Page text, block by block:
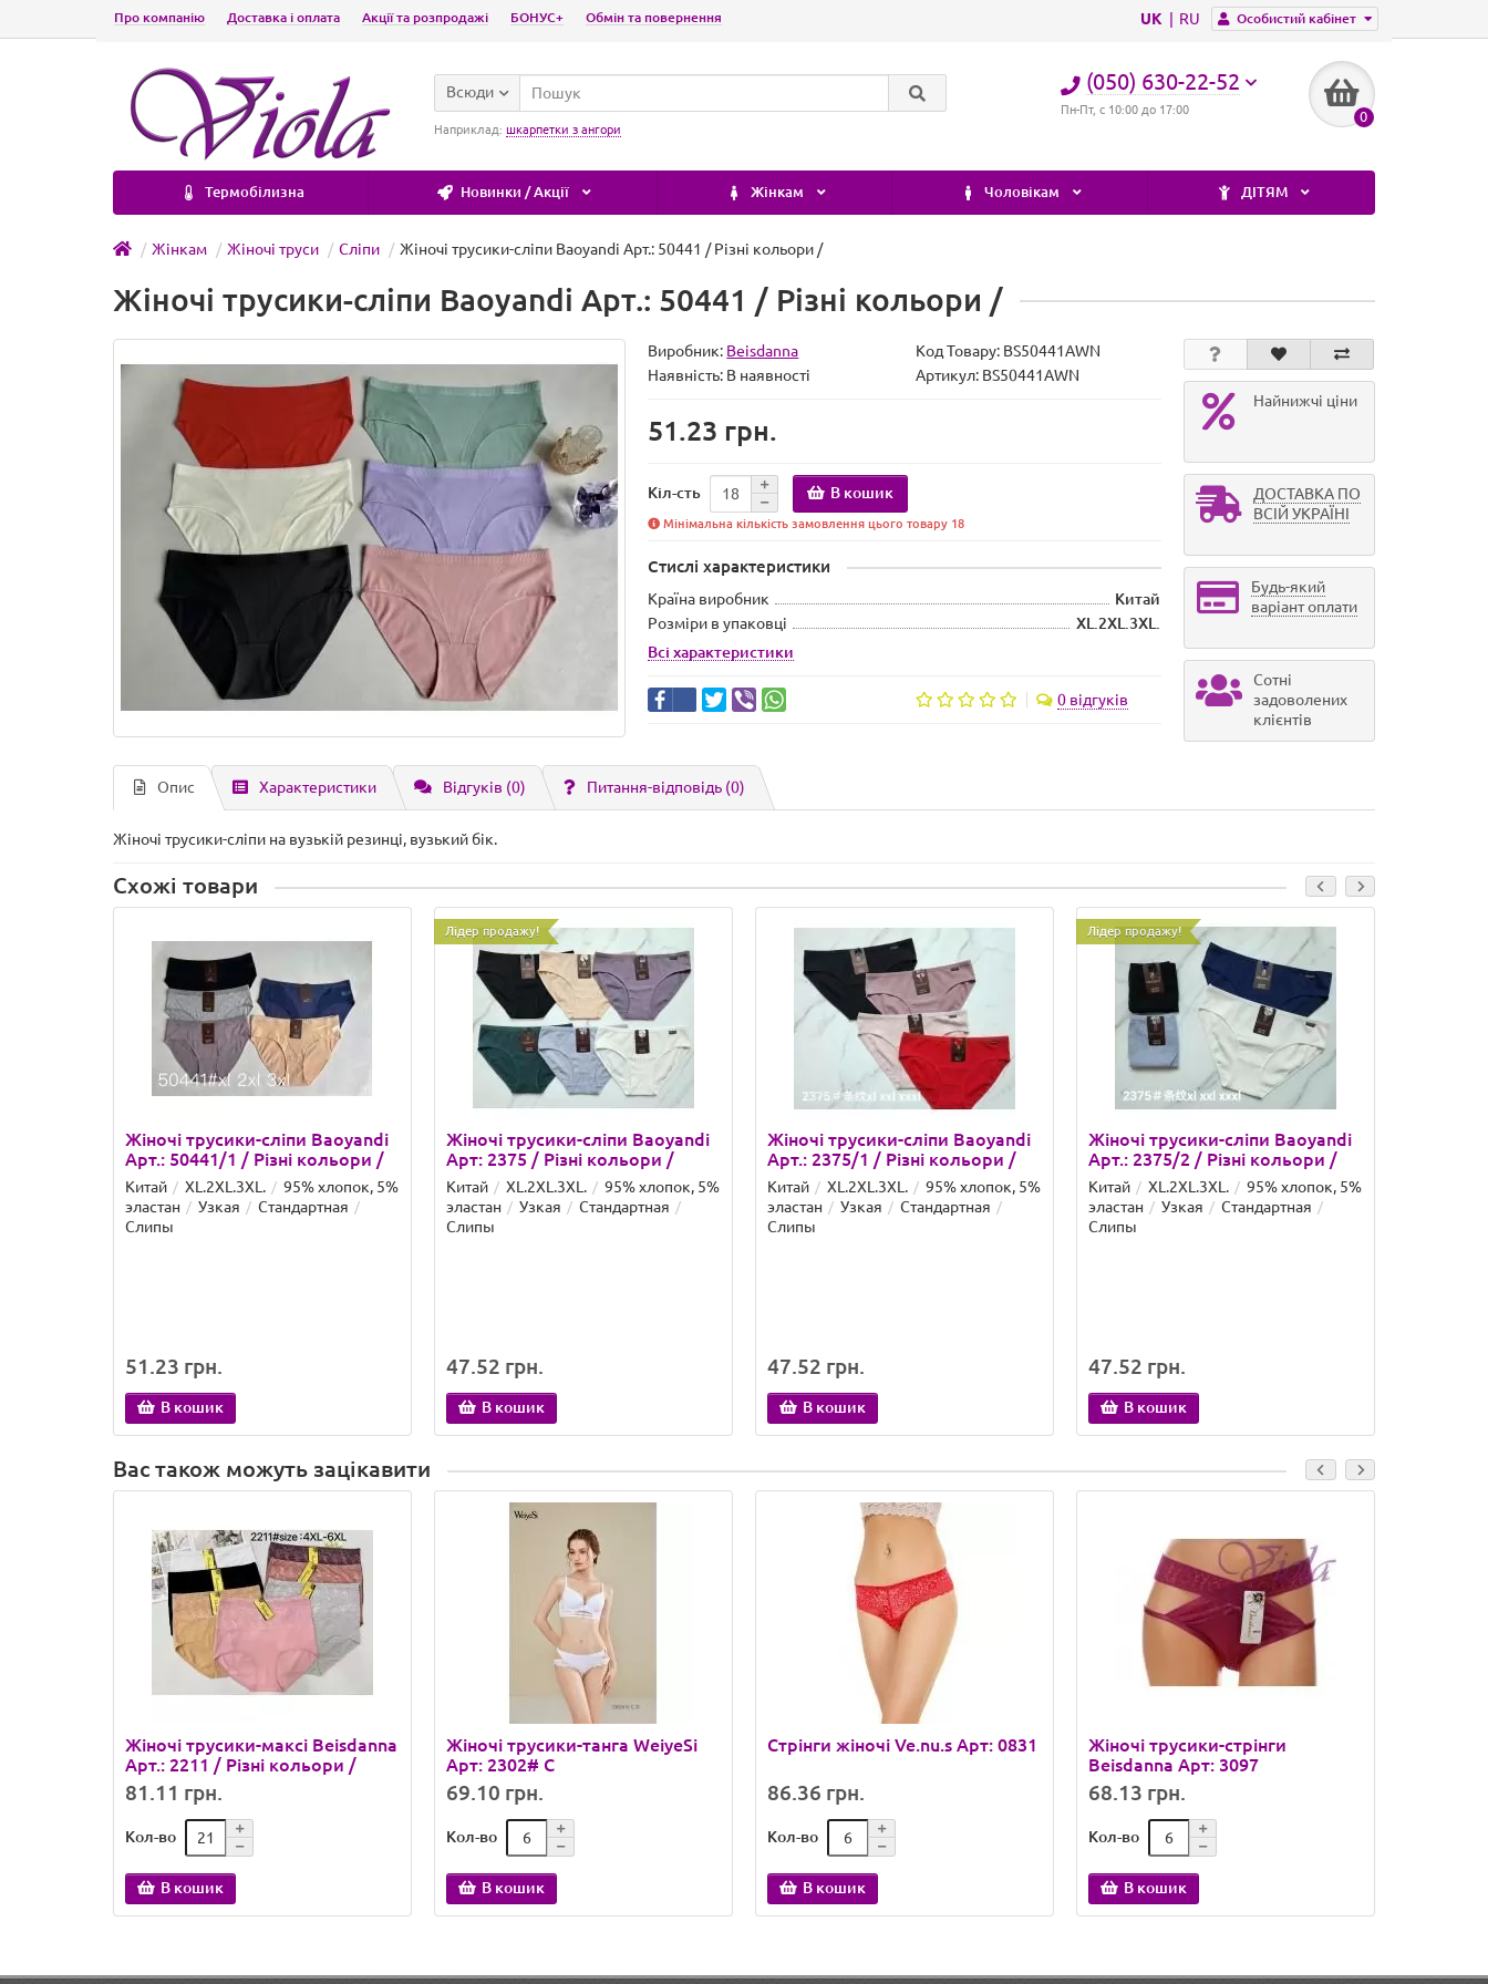
Особистий кабінет
UK RU
Про компанію Доставка і оплата Акції та розпродажі БОНУС+ Обмін та повернення
(050) 630-22-52
Пн-Пт, с 10:00 до 17:00 0
Всюди
Наприклад: шкарпетки з ангори
Термобілизна Новинки / Акції Жінкам Чоловікам ДІТЯМ
Жінкам Жіночі труси Сліпи Жіночі трусики-сліпи Baoyandi Арт.: 50441 / Різні кольори /
Жіночі трусики-сліпи Baoyandi Арт.: 50441 / Різні кольори /
Виробник: Beisdanna Код Товару: BS50441AWN
Наявність: В наявності Артикул: BS50441AWN
51.23 грн.
Кіл-сть В кошик
Мінімальна кількість замовлення цього товару 18
Стислі характеристики
Країна виробник
Китай
Розміри в упаковці
XL.2XL.3XL.
Всі характеристики
0 відгуків
Найнижчі ціни
ДОСТАВКА ПО
ВСІЙ УКРАЇНІ
Будь-який
варіант оплати
Сотні
задоволених
клієнтів
Опис Характеристики Відгуків (0) Питання-відповідь (0)
Жіночі трусики-сліпи на вузькій резинці, вузький бік.
Схожі товари
Жіночі трусики-сліпи Baoyandi
Арт.: 50441/1 / Різні кольори /
Китай XL.2XL.3XL.
95% хлопок, 5%
эластан
Узкая
Стандартная
Слипы
51.23 грн.
В кошик
Лідер продажу!
Жіночі трусики-сліпи Baoyandi
Арт: 2375 / Різні кольори /
Китай XL.2XL.3XL.
95% хлопок, 5%
эластан
Узкая
Стандартная
Слипы
47.52 грн.
В кошик
Жіночі трусики-сліпи Baoyandi
Арт.: 2375/1 / Різні кольори /
Китай XL.2XL.3XL.
95% хлопок, 5%
эластан
Узкая
Стандартная
Слипы
47.52 грн.
В кошик
Лідер продажу!
Жіночі трусики-сліпи Baoyandi
Арт.: 2375/2 / Різні кольори /
Китай XL.2XL.3XL.
95% хлопок, 5%
эластан
Узкая
Стандартная
Слипы
47.52 грн.
В кошик
Вас також можуть зацікавити
Жіночі трусики-максі Beisdanna
Арт.: 2211 / Різні кольори /
81.11 грн.
Кол-во
В кошик
Жіночі трусики-танга WeiyeSi
Арт: 2302# C
69.10 грн.
Кол-во
В кошик
Стрінги жіночі Ve.nu.s Арт: 0831
86.36 грн.
Кол-во
В кошик
Жіночі трусики-стрінги
Beisdanna Арт: 3097
68.13 грн.
Кол-во
В кошик